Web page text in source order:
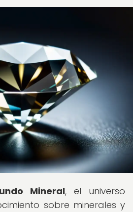
Mineral, el universo
sobre minerales y